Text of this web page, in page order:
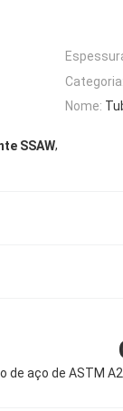
Categoria:
Nome:
SSAW,
de aço de ASTM